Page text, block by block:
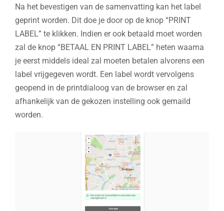
Na het bevestigen van de samenvatting kan het label
geprint worden. Dit doe je door op de knop “PRINT
LABEL” te klikken. Indien er ook betaald moet worden
zal de knop “BETAAL EN PRINT LABEL” heten waarna
je eerst middels ideal zal moeten betalen alvorens een
label vrijgegeven wordt. Een label wordt vervolgens
geopend in de printdialoog van de browser en zal
afhankelijk van de gekozen instelling ook gemaild
worden.